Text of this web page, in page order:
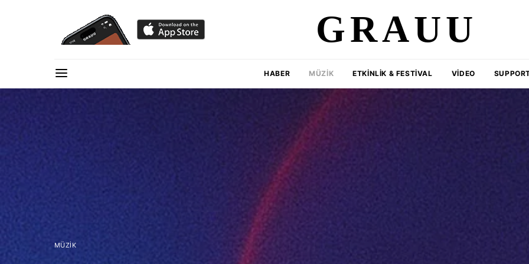
GRAUU
HABER MÜZIK ETKINLIK & FESTIVAL VIDEO
MÜZIK